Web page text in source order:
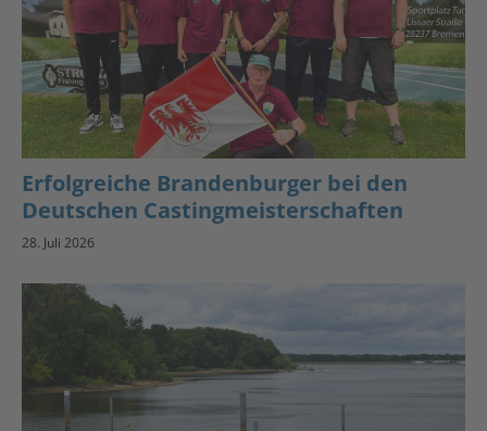
Erfolgreiche Brandenburger bei den
Deutschen Castingmeisterschaften
28. Juli 2026